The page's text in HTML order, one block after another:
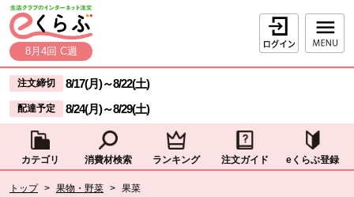
ページの先頭です。
本文へジャンプする。
8月4回 C週
ログイン
ここからサイト内共通メニューです。
サイト内共通メニューをスキップする
注文締切 8/17(月)～8/22(土)
配達予定 8/24(月)～8/29(土)
カテゴリ 消費材検索 ランキング 注文ガイド eくらぶ登録
トップ > 果物・野菜 > 果菜